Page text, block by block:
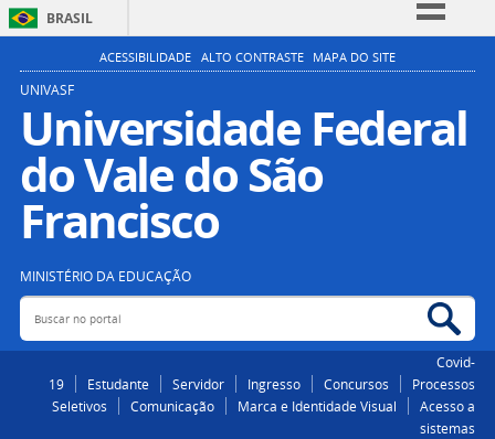
BRASIL
Simplifique!
Participe
Acesso à informação
Legislação
ACESSIBILIDADE ALTO CONTRASTE MAPA DO SITE
UNIVASF
Universidade Federal
do Vale do São
Francisco
MINISTÉRIO DA EDUCAÇÃO
Buscar no portal
Covid-
19
Estudante Servidor Ingresso Concursos
Processos
Seletivos
Comunicação Marca e Identidade Visual
Acesso a
sistemas